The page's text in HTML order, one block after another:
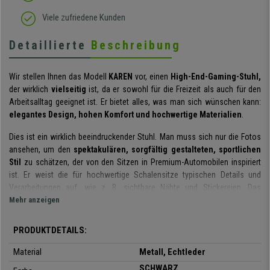
Viele zufriedene Kunden
Detaillierte Beschreibung
Wir stellen Ihnen das Modell KAREN vor, einen High-End-Gaming-Stuhl,
der wirklich vielseitig ist, da er sowohl für die Freizeit als auch für den
Arbeitsalltag geeignet ist. Er bietet alles, was man sich wünschen kann:
elegantes Design, hohen Komfort und hochwertige Materialien.
Dies ist ein wirklich beeindruckender Stuhl. Man muss sich nur die Fotos
ansehen, um den spektakulären, sorgfältig gestalteten, sportlichen
Stil
zu schätzen, der von den Sitzen in Premium-Automobilen inspiriert
ist. Er weist die für hochwertige Schalensitze typischen Details und
Verarbeitungen auf, wie z. B. sichtbare Nähte und Stickereien. Das
Ergebnis ist auffallend, aber auch
Benutzer bietet. Dies ist der
dem Sitz zu verdanken, die jederzeit eine korrekte Körperhaltung
Mehr anzeigen
PRODUKTDETAILS:
Material
Metall, Echtleder